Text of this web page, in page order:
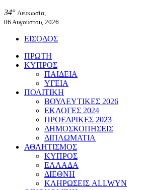
34° Λευκωσία,
06 Αυγούστου, 2026
ΕΙΣΟΔΟΣ
ΠΡΩΤΗ
ΚΥΠΡΟΣ
ΠΑΙΔΕΙΑ
ΥΓΕΙΑ
ΠΟΛΙΤΙΚΗ
ΒΟΥΛΕΥΤΙΚΕΣ 2026
ΕΚΛΟΓΕΣ 2024
ΠΡΟΕΔΡΙΚΕΣ 2023
ΔΗΜΟΣΚΟΠΗΣΕΙΣ
ΔΙΠΛΩΜΑΤΙΑ
ΑΘΛΗΤΙΣΜΟΣ
ΚΥΠΡΟΣ
ΕΛΛΑΔΑ
ΔΙΕΘΝΗ
ΚΛΗΡΩΣΕΙΣ ALLWYN